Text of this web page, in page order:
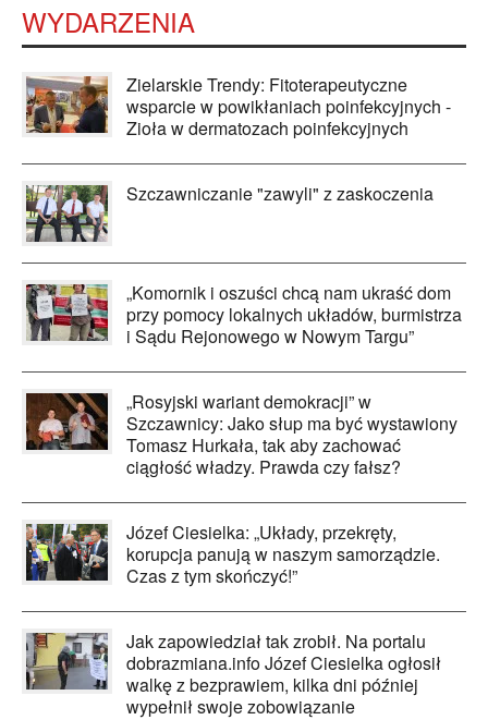
WYDARZENIA
Zielarskie Trendy: Fitoterapeutyczne
wsparcie w powikłaniach poinfekcyjnych -
Zioła w dermatozach poinfekcyjnych
Szczawniczanie "zawyli" z zaskoczenia
„Komornik i oszuści chcą nam ukraść dom
przy pomocy lokalnych układów, burmistrza
i Sądu Rejonowego w Nowym Targu”
„Rosyjski wariant demokracji” w
Szczawnicy: Jako słup ma być wystawiony
Tomasz Hurkała, tak aby zachować
ciągłość władzy. Prawda czy fałsz?
Józef Ciesielka: „Układy, przekręty,
korupcja panują w naszym samorządzie.
Czas z tym skończyć!”
Jak zapowiedział tak zrobił. Na portalu
dobrazmiana.info Józef Ciesielka ogłosił
walkę z bezprawiem, kilka dni później
wypełnił swoje zobowiązanie